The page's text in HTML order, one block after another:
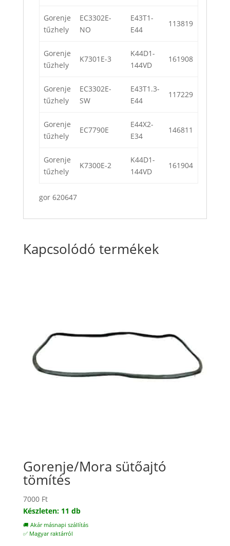
Gorenje
tűzhely
EC3302E-
NO
E43T1-
E44
113819
Gorenje
tűzhely
K7301E-3
K44D1-
144VD
161908
Gorenje
tűzhely
EC3302E-
SW
E43T1.3-
E44
117229
Gorenje
tűzhely
EC7790E
E44X2-
E34
146811
Gorenje
tűzhely
K7300E-2
K44D1-
144VD
161904
gor 620647
Kapcsolódó termékek
Gorenje/Mora sütőajtó
tömítés
7000 Ft
Készleten: 11 db
🚚 Akár másnapi szállítás
✅ Magyar raktárról